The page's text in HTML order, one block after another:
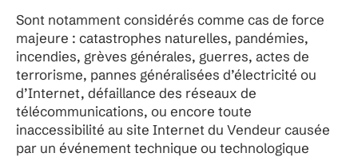
Sont notamment considérés comme cas de force
majeure : catastrophes naturelles, pandémies,
incendies, grèves générales, guerres, actes de
terrorisme, pannes généralisées d’électricité ou
d’Internet, défaillance des réseaux de
télécommunications, ou encore toute
inaccessibilité au site Internet du Vendeur causée
par un événement technique ou technologique